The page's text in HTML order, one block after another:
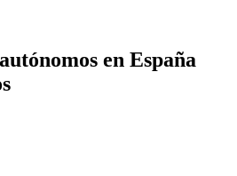
en España